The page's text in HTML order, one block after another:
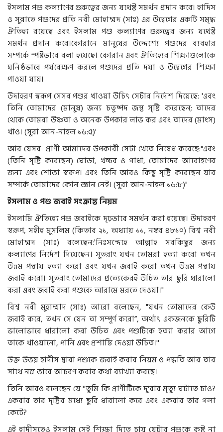
ইসলাম পশু কল্যাণের গুরুত্বের জন্য যথেষ্ট সমর্থন প্রদান করে। হাদিস
ও সুন্নাতে পশুদের প্রতি নবী মোহাম্মদ (সাঃ) এর উদ্বেগের একটি সমৃদ্ধ
ঐতিহ্য রয়েছে এবং ইসলাম পশু কল্যাণের গুরুত্বের জন্য যথেষ্ট
সমর্থন প্রদান করে।কোরানে মানুষের উদ্দেশ্যে পশুদের ব্যবহার
সম্পর্কে স্পষ্টভাবে বলা হয়েছে। কোরান এবং ঐতিহ্যের শিক্ষাগুলোকে
ঘনিষ্ঠভাবে পর্যবেক্ষণ করলে পশুদের প্রতি দয়া ও উদ্বেগের শিক্ষা
পাওয়া যায়।
উদাহরণ স্বরূপ সেসব পশুর খাওয়া উচিৎ সেটার নির্দেশ দিয়েছে: 'এবং
তিনি তোমাদের (মানুষ) জন্য চতুষ্পদ জন্তু সৃষ্টি করেছেন; তাদের
থেকে তোমরা উষ্ণতা ও অনেক উপকার লাভ কর এবং তাদের (মাংস)
খাও। (সূরা আন-নাহল ১৬:৫)'
আর যেসব প্রাণী আমাদের উপকারী সেটা খেতে নিষেধ করেছে:"এবং
(তিনি সৃষ্টি করেছেন) ঘোড়া, খচ্চর ও গাধা, তোমাদের আরোহণের
জন্য এবং শোভা স্বরূপ। এবং তিনি আরও কিছু সৃষ্টি করেছেন যার
সম্পর্কে তোমাদের কোন জ্ঞান নেই। (সূরা আন-নাহল ১৬:৮)"
ইসলামও পশুজবাইসংক্রান্তনিয়ম
ইসলামি ঐতিহ্যে পশু জবাইকে দৃঢ়ভাবে সমর্থন করা হয়েছে। উদাহরণ
স্বরূপ, সহীহ মুসলিম (কিতাব ২১, অধ্যায় ১১, নম্বর ৪৮১০) বিশ্ব নবী
মোহাম্মদ (সাঃ) বলেছেন:'নিঃসন্দেহে আল্লাহ সবকিছুর জন্য
কল্যাণের নির্দেশ দিয়েছেন। সুতরাং যখন তোমরা হত্যা করো তখন
উত্তম পন্থায় হত্যা করো এবং যখন জবাই করো তখন উত্তম পন্থায়
জবাই করো। সুতরাং তোমাদের প্রত্যেকেরই উচিত তার ছুরি ধারালো
করা এবং জবাই করা পশুকে আরামে মরতে দেওয়া।"
বিশ্ব নবী মুহাম্মাদ (সাঃ) আরো বলেছেন, "যখন তোমাদের কেউ
জবাই করে, তখন সে যেন তা সম্পূর্ণ করো”, অর্থাৎ একজনকে ছুরিটি
ভালোভাবে ধারালো করা উচিত এবং পশুটিকে হত্যা করার আগে
তাকে খাওয়ানো, পানি এবং প্রশান্তি দেওয়া উচিত।''
উক্ত উভয় হাদীস দ্বারা পশুকে জবাই করার নিয়ম ও পদ্ধতি আর তার
সাথে নম্র ভাবে আচরণ করার কথা ব্যাখ্যা করছে।
তিনি আরও বলেছেন যে ''তুমি কি প্রাণীটিকে দু'বার মৃত্যু ঘটাতে চাও?
একবার তার দৃষ্টির মধ্যে ছুরি ধারালো করে এবং একবার তার গলা
কেটে?
এই হাদীসতেও ইসলাম সেই শিক্ষা দিতে চায় যেটার পশুকে কষ্ট না